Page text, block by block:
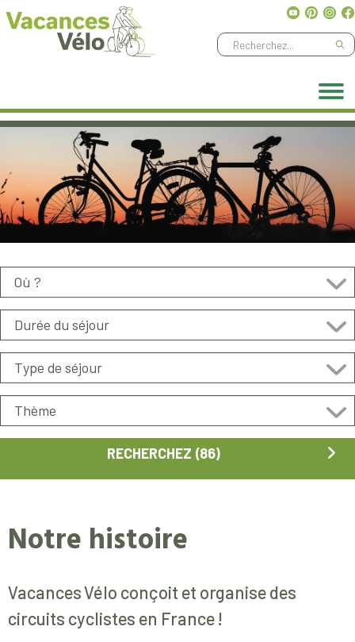
Ne manquez aucune aventure, abonnez-vous à notrenewsletter!
Notre histoire
Vacances Vélo conçoit et organise des
circuits cyclistes en France !